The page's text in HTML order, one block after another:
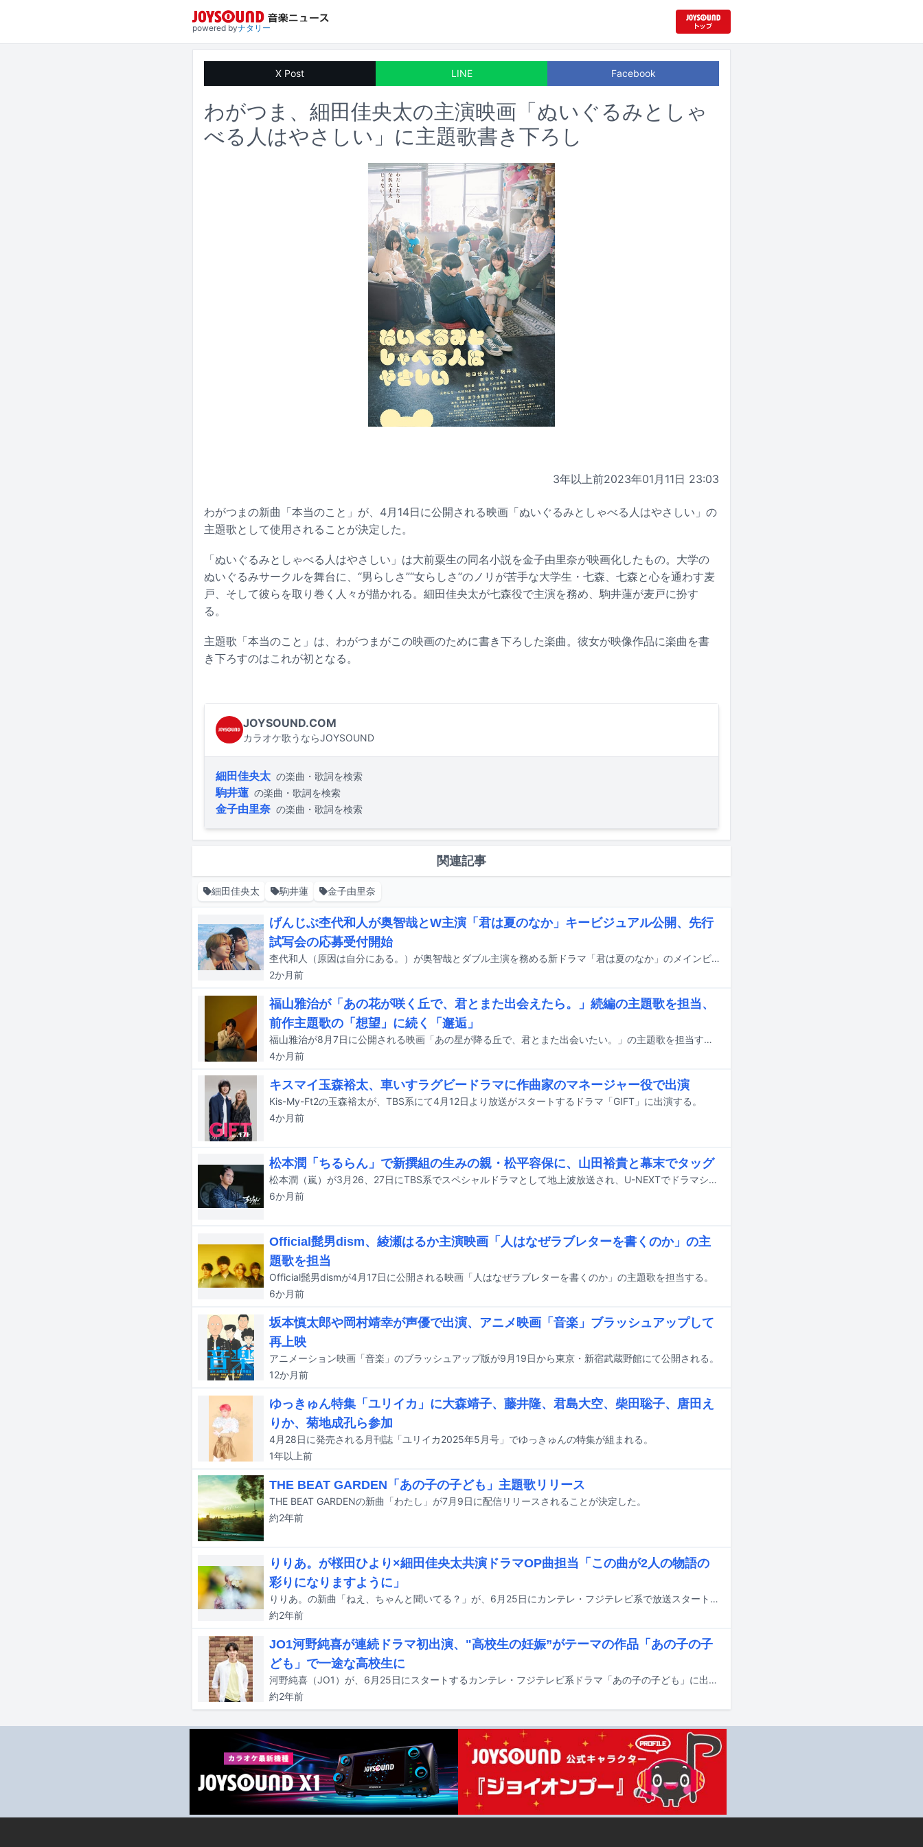
powered byナタリー
X Post LINE Facebook
わがつま、細田佳央太の主演映画「ぬいぐるみとしゃ
べる人はやさしい」に主題歌書き下ろし
3年以上前2023年01月11日 23:03
わがつまの新曲「本当のこと」が、4月14日に公開される映画「ぬいぐるみとしゃべる人はやさしい」の
主題歌として使用されることが決定した。
「ぬいぐるみとしゃべる人はやさしい」は大前粟生の同名小説を金子由里奈が映画化したもの。大学の
ぬいぐるみサークルを舞台に、“男らしさ”“女らしさ”のノリが苦手な大学生・七森、七森と心を通わす麦
戸、そして彼らを取り巻く人々が描かれる。細田佳央太が七森役で主演を務め、駒井蓮が麦戸に扮す
る。
主題歌「本当のこと」は、わがつまがこの映画のために書き下ろした楽曲。彼女が映像作品に楽曲を書
き下ろすのはこれが初となる。
JOYSOUND.COM
カラオケ歌うならJOYSOUND
細田佳央太 の楽曲・歌詞を検索
駒井蓮 の楽曲・歌詞を検索
金子由里奈 の楽曲・歌詞を検索
関連記事
細田佳央太 駒井蓮 金子由里奈
げんじぶ杢代和人が奥智哉とW主演「君は夏のなか」キービジュアル公開、先行
試写会の応募受付開始
杢代和人（原因は自分にある。）が奥智哉とダブル主演を務める新ドラマ「君は夏のなか」のメインビジュアルが公開された。
2か月前
福山雅治が「あの花が咲く丘で、君とまた出会えたら。」続編の主題歌を担当、
前作主題歌の「想望」に続く「邂逅」
福山雅治が8月7日に公開される映画「あの星が降る丘で、君とまた出会いたい。」の主題歌を担当する。
4か月前
キスマイ玉森裕太、車いすラグビードラマに作曲家のマネージャー役で出演
Kis-My-Ft2の玉森裕太が、TBS系にて4月12日より放送がスタートするドラマ「GIFT」に出演する。
4か月前
松本潤「ちるらん」で新撰組の生みの親・松平容保に、山田裕貴と幕末でタッグ
松本潤（嵐）が3月26、27日にTBS系でスペシャルドラマとして地上波放送され、U-NEXTでドラマシリーズとして配信される「ちるらん 新撰組鎮魂歌」に出演する。
6か月前
Official髭男dism、綾瀬はるか主演映画「人はなぜラブレターを書くのか」の主
題歌を担当
Official髭男dismが4月17日に公開される映画「人はなぜラブレターを書くのか」の主題歌を担当する。
6か月前
坂本慎太郎や岡村靖幸が声優で出演、アニメ映画「音楽」ブラッシュアップして
再上映
アニメーション映画「音楽」のブラッシュアップ版が9月19日から東京・新宿武蔵野館にて公開される。
12か月前
ゆっきゅん特集「ユリイカ」に大森靖子、藤井隆、君島大空、柴田聡子、唐田え
りか、菊地成孔ら参加
4月28日に発売される月刊誌「ユリイカ2025年5月号」でゆっきゅんの特集が組まれる。
1年以上前
THE BEAT GARDEN「あの子の子ども」主題歌リリース
THE BEAT GARDENの新曲「わたし」が7月9日に配信リリースされることが決定した。
約2年前
りりあ。が桜田ひより×細田佳央太共演ドラマOP曲担当「この曲が2人の物語の
彩りになりますように」
りりあ。の新曲「ねえ、ちゃんと聞いてる？」が、6月25日にカンテレ・フジテレビ系で放送スタートするテレビドラマ「あの子の子ども」のオープニング曲に決定した。
約2年前
JO1河野純喜が連続ドラマ初出演、"高校生の妊娠”がテーマの作品「あの子の子
ども」で一途な高校生に
河野純喜（JO1）が、6月25日にスタートするカンテレ・フジテレビ系ドラマ「あの子の子ども」に出演する。
約2年前